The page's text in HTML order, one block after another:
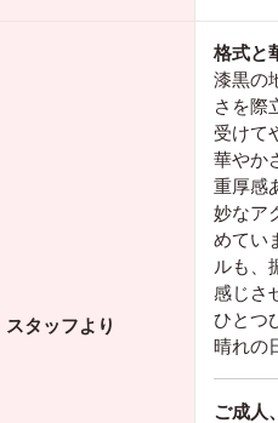
スタッフより
格式と
漆黒の
さを際
受けて
華やか
重厚感
妙なア
めてい
ルも、
感じさ
ひとつ
晴れの
ご成人